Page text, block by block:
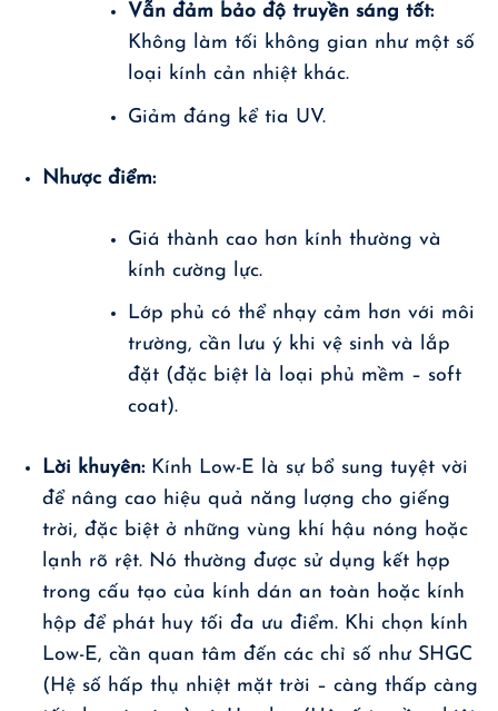
Vẫn đảm bảo độ truyền sáng tốt:
Không làm tối không gian như một số
loại kính cản nhiệt khác.
Giảm đáng kể tia UV.
Nhược điểm:
Giá thành cao hơn kính thường và
kính cường lực.
Lớp phủ có thể nhạy cảm hơn với môi
trường, cần lưu ý khi vệ sinh và lắp
đặt (đặc biệt là loại phủ mềm – soft
coat).
Lời khuyên:Kính Low-E là sự bổ sung tuyệt vời
để nâng cao hiệu quả năng lượng cho giếng
trời, đặc biệt ở những vùng khí hậu nóng hoặc
lạnh rõ rệt. Nó thường được sử dụng kết hợp
trong cấu tạo của kính dán an toàn hoặc kính
hộp để phát huy tối đa ưu điểm. Khi chọn kính
Low-E, cần quan tâm đến các chỉ số như SHGC
(Hệ số hấp thụ nhiệt mặt trời – càng thấp càng